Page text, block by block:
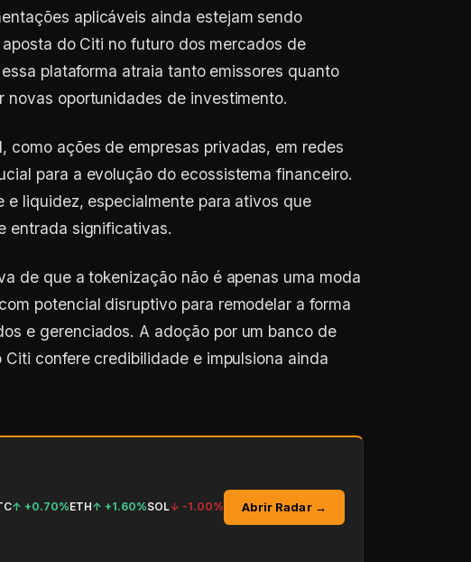
aplicáveis ainda estejam sendo
do Citi no futuro dos mercados de
plataforma atraia tanto emissores quanto
novas oportunidades de investimento.
como ações de empresas privadas, em redes
para a evolução do ecossistema financeiro.
e liquidez, especialmente para ativos que
entrada significativas.
de que a tokenização não é apenas uma moda
potencial disruptivo para remodelar a forma
e gerenciados. A adoção por um banco de
confere credibilidade e impulsiona ainda
↑ +0.70%ETH↑ +1.60%SOL↓ -1.00% Abrir Radar →